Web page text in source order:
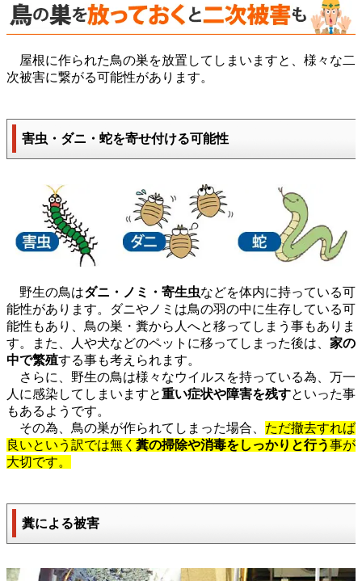
屋根に作られた鳥の巣を放置してしまいますと、様々な二
次被害に繋がる可能性があります。
害虫・ダニ・蛇を寄せ付ける可能性
野生の鳥はダニ・ノミ・寄生虫などを体内に持っている可
能性があります。ダニやノミは鳥の羽の中に生存している可
能性もあり、鳥の巣・糞から人へと移ってしまう事もありま
す。また、人や犬などのペットに移ってしまった後は、 家の
中で繁殖する事も考えられます。
さらに、野生の鳥は様々なウイルスを持っている為、万一
人に感染してしまいますと重い症状や障害を残すといった事
もあるようです。
その為、鳥の巣が作られてしまった場合、 ただ撤去すれば
良いという訳では無く 糞の掃除や消毒をしっかりと行う事が
大切です。
糞による被害